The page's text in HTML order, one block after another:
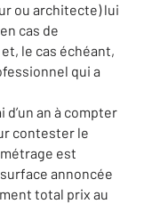
ou architecte) lui
cas de
et, le cas échéant,
qui a
d’un an à compter
contester le
est
annoncée
total prix au